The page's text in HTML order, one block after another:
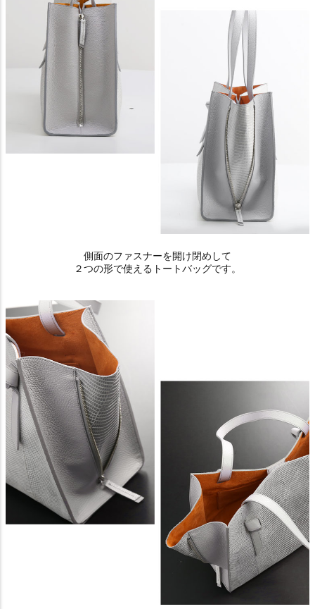
側面のファスナーを開け閉めして
２つの形で使えるトートバッグです。